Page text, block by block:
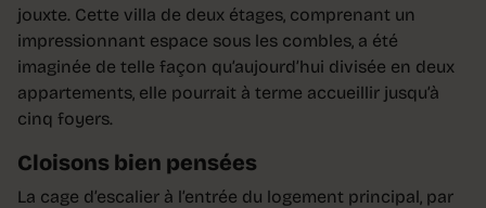
jouxte. Cette villa de deux étages, comprenant un
impressionnant espace sous les combles, a été
imaginée de telle façon qu’aujourd’hui divisée en deux
appartements, elle pourrait à terme accueillir jusqu’à
cinq foyers.
Cloisons bien pensées
La cage d’escalier à l’entrée du logement principal, par